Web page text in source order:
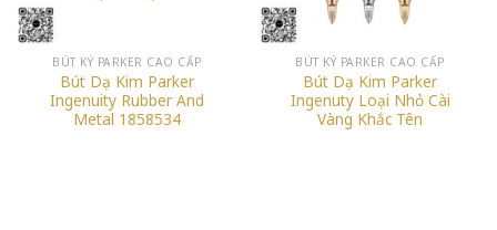
BÚT KÝ PARKER CAO CẤP
Bút Dạ Kim Parker
Ingenuity Rubber And
Metal 1858534
BÚT KÝ PARKER CAO CẤP
Bút Dạ Kim Parker
Ingenuty Loại Nhỏ Cài
Vàng Khắc Tên